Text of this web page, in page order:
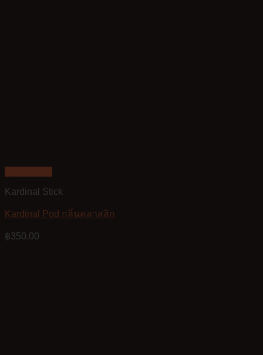
Kardinal Stick
Kardinal Pod กลิ่นคลาสสิก
฿350.00